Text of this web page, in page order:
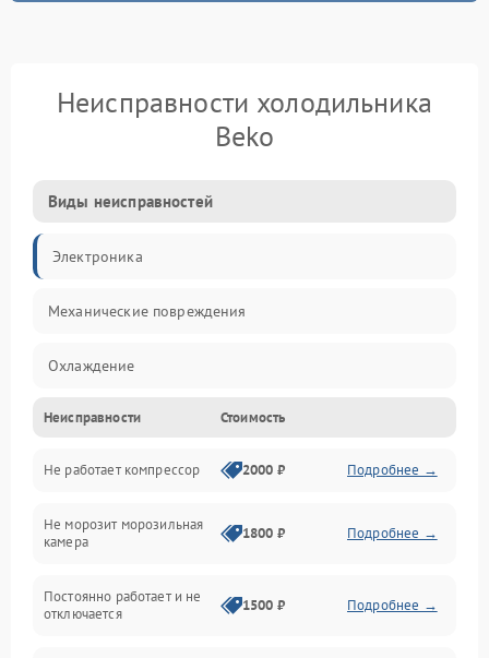
Неисправности холодильника
Beko
Виды неисправностей
Электроника
Механические повреждения
Охлаждение
Механика
Электропитание
Дренаж
Неисправности Стоимость
Не работает компрессор 2000 ₽ Подробнее →
Не морозит морозильная
камера
1800 ₽ Подробнее →
Постоянно работает и не
отключается
1500 ₽ Подробнее →